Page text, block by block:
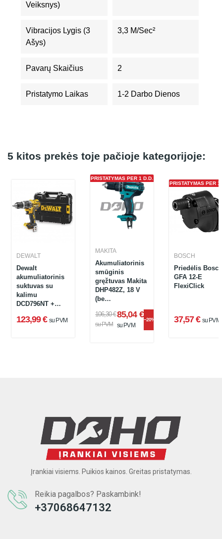
Veiksnys)
Vibracijos Lygis (3
Ašys)
3,3 M/sec²
Pavarų Skaičius 2
Pristatymo Laikas 1-2 Darbo Dienos
5 kitos prekės toje pačioje kategorijoje:
DEWALT
Dewalt
akumuliatorinis
suktuvas su
kalimu
DCD796NT +
(be
123,99 € su PVM
PRISTATYMAS PER 1 D.D.
MAKITA
Akumuliatorinis
smūginis
gręžtuvas Makita
DHP482Z, 18 V
(be
akumuliatoriaus
ir įkroviklio)
106,30 €
su PVM
85,04 €
su PVM
−20%
PRISTATYMAS PER 1
BOSCH
Priedėlis Bosch
GFA 12-E
FlexiClick
37,57 € su PVM
Įrankiai visiems. Puikios kainos. Greitas pristatymas.
Reikia pagalbos? Paskambink!
+37068647132